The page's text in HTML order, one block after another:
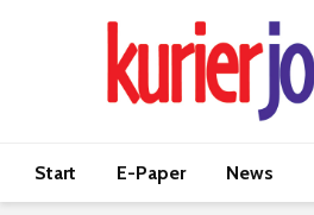
Start E-Paper News